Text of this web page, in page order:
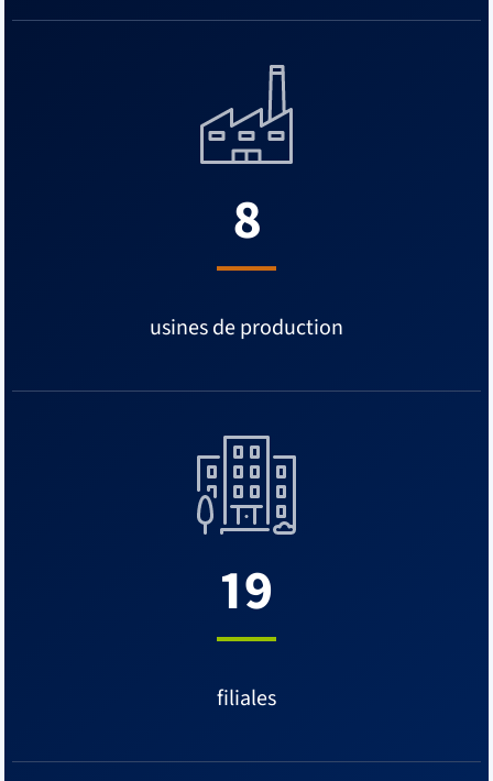
8
usines de production
19
filiales